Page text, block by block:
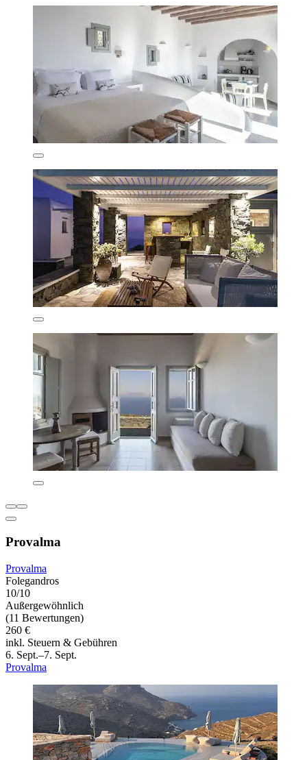
Provalma
Provalma
Folegandros
10/10
Außergewöhnlich
(11 Bewertungen)
260 €
inkl. Steuern & Gebühren
6. Sept.–7. Sept.
Provalma